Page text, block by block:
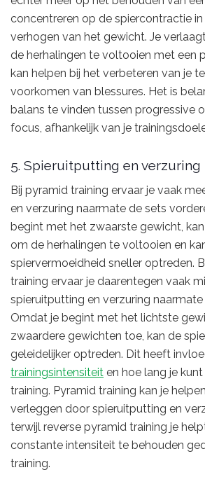
concentreren op de spiercontractie
verhogen van het gewicht. Je
de herhalingen te voltooien met een
kan helpen bij het verbeteren van je
voorkomen van blessures. Het is
balans te vinden tussen progressive
focus, afhankelijk van je
5. Spieruitputting en verzuring
Bij pyramid training ervaar je vaak
en verzuring naarmate de sets
begint met het zwaarste gewicht,
om de herhalingen te voltooien en
spiervermoeidheid sneller optreden.
training ervaar je daarentegen vaak
spieruitputting en verzuring
Omdat je begint met het lichtste
zwaardere gewichten toe, kan de
geleidelijker optreden. Dit heeft
trainingsintensiteit en hoe lang je
training. Pyramid training kan je
verleggen door spieruitputting en
terwijl reverse pyramid training je
constante intensiteit te behouden
training.